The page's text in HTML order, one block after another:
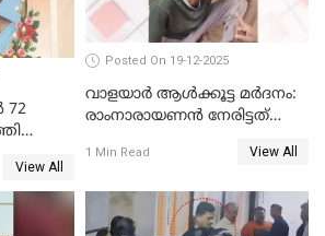
View All
Posted On 19-12-2025
വാളയാർ ആൾക്കൂട്ട മർദനം:
രാംനാരായണൻ നേരിട്ടത്
നാൽപ്പതിലേറെ
റിപ്പോർട്ട്
1 Min Read View All